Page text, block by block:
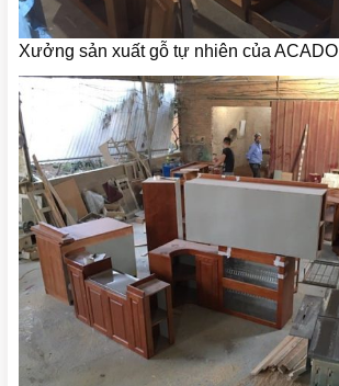
Xưởng sản xuất gỗ tự nhiên của ACADO